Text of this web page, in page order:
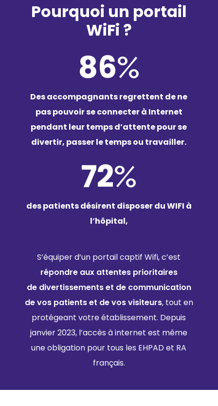
Pourquoi un portail
WiFi ?
86%
Des accompagnants regrettent de ne
pas pouvoir se connecter à Internet
pendant leur temps d’attente pour se
divertir, passer le temps ou travailler.
72%
des patients désirent disposer du WIFI à
l’hôpital,
S’équiper d’un portail captif Wifi, c’est
répondre aux attentes prioritaires
de divertissements et de communication
de vos patients et de vos visiteurs, tout en
protégeant votre établissement. Depuis
janvier 2023, l’accès à internet est même
une obligation pour tous les EHPAD et RA
français.​